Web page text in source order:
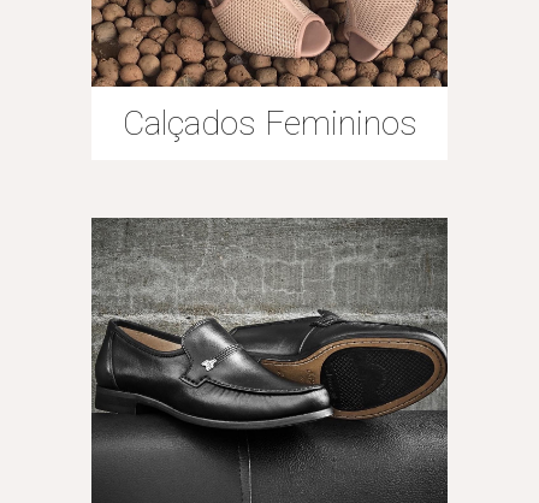
Calçados Femininos